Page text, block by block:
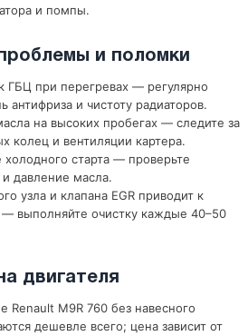
и помпы.
и поломки
ГБЦ при перегревах — регулярно
антифриза и чистоту радиаторов.
на высоких пробегах — следите за
колец и вентиляции картера.
старта — проверьте
и давление масла.
узла и клапана EGR приводит к
выполняйте очистку каждые 40–50
двигателя
Renault M9R 760 без навесного
дешевле всего; цена зависит от